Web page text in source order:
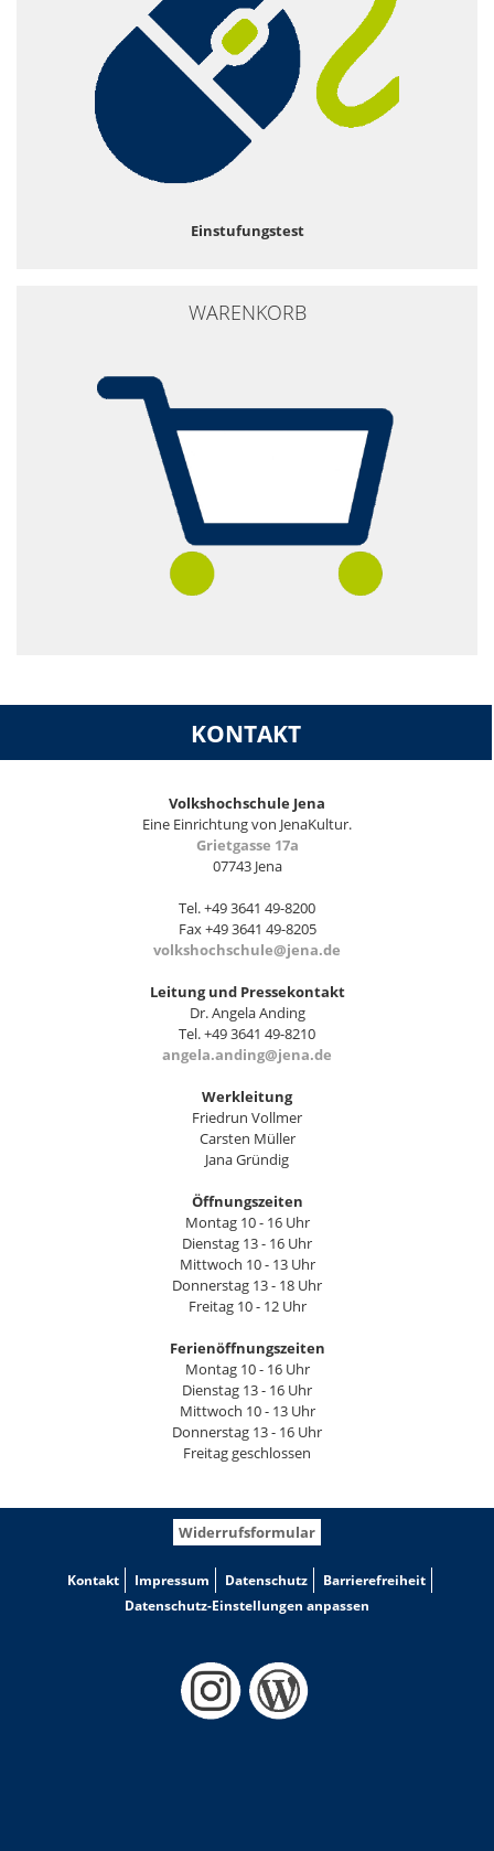
Einstufungstest
WARENKORB
KONTAKT
Volkshochschule Jena
Eine Einrichtung von JenaKultur.
Grietgasse 17a
07743 Jena
Tel. +49 3641 49-8200
Fax +49 3641 49-8205
volkshochschule@jena.de
Leitung und Pressekontakt
Dr. Angela Anding
Tel. +49 3641 49-8210
angela.anding@jena.de
Werkleitung
Friedrun Vollmer
Carsten Müller
Jana Gründig
Öffnungszeiten
Montag 10 - 16 Uhr
Dienstag 13 - 16 Uhr
Mittwoch 10 - 13 Uhr
Donnerstag 13 - 18 Uhr
Freitag 10 - 12 Uhr
Ferienöffnungszeiten
Montag 10 - 16 Uhr
Dienstag 13 - 16 Uhr
Mittwoch 10 - 13 Uhr
Donnerstag 13 - 16 Uhr
Freitag geschlossen
Widerrufsformular
Kontakt Impressum Datenschutz
Barrierefreiheit
Datenschutz-Einstellungen anpassen